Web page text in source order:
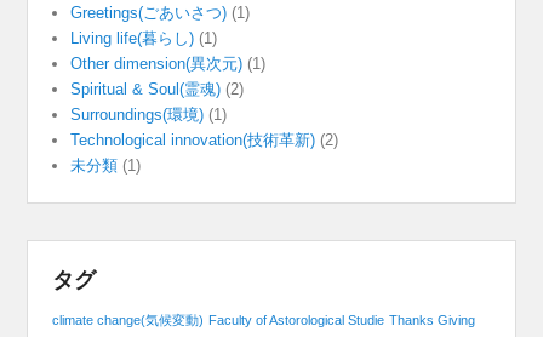
Greetings(ごあいさつ) (1)
Living life(暮らし) (1)
Other dimension(異次元) (1)
Spiritual & Soul(霊魂) (2)
Surroundings(環境) (1)
Technological innovation(技術革新) (2)
未分類 (1)
タグ
climate change(気候変動) Faculty of Astorological Studie Thanks Giving